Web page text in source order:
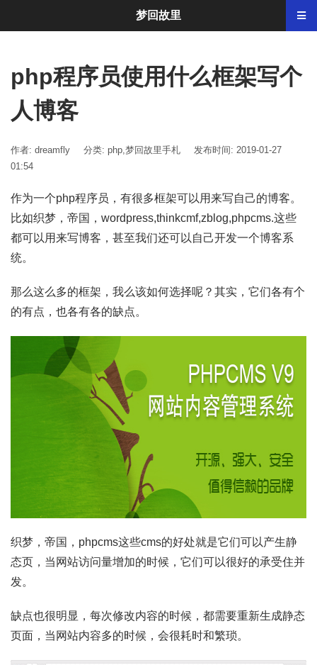
php程序员使用什么框架写个
人博客
作者: dreamfly 分类: php,梦回故里手札
发布时间: 2019-01-27
01:54
作为一个php程序员，有很多框架可以用来写自己的博客。
比如织梦，帝国，wordpress,thinkcmf,zblog,phpcms.这些
都可以用来写博客，甚至我们还可以自己开发一个博客系
统。
那么这么多的框架，我么该如何选择呢？其实，它们各有个
的有点，也各有各的缺点。
织梦，帝国，phpcms这些cms的好处就是它们可以产生静
态页，当网站访问量增加的时候，它们可以很好的承受住并
发。
缺点也很明显，每次修改内容的时候，都需要重新生成静态
页面，当网站内容多的时候，会很耗时和繁琐。
梦回故里